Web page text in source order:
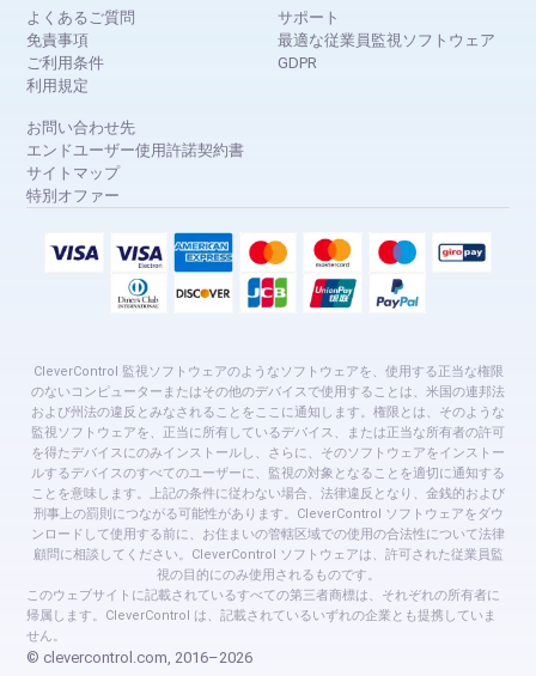
よくあるご質問
免責事項
ご利用条件
利用規定
サポート
最適な従業員監視ソフトウェア
GDPR
お問い合わせ先
エンドユーザー使用許諾契約書
サイトマップ
特別オファー
CleverControl 監視ソフトウェアのようなソフトウェアを、使用する正当な権限
のないコンピューターまたはその他のデバイスで使用することは、米国の連邦法
および州法の違反とみなされることをここに通知します。権限とは、そのような
監視ソフトウェアを、正当に所有しているデバイス、または正当な所有者の許可
を得たデバイスにのみインストールし、さらに、そのソフトウェアをインストー
ルするデバイスのすべてのユーザーに、監視の対象となることを適切に通知する
ことを意味します。上記の条件に従わない場合、法律違反となり、金銭的および
刑事上の罰則につながる可能性があります。CleverControl ソフトウェアをダウ
ンロードして使用する前に、お住まいの管轄区域での使用の合法性について法律
顧問に相談してください。CleverControl ソフトウェアは、許可された従業員監
視の目的にのみ使用されるものです。
このウェブサイトに記載されているすべての第三者商標は、それぞれの所有者に
帰属します。CleverControl は、記載されているいずれの企業とも提携していま
せん。
© clevercontrol.com, 2016–2026